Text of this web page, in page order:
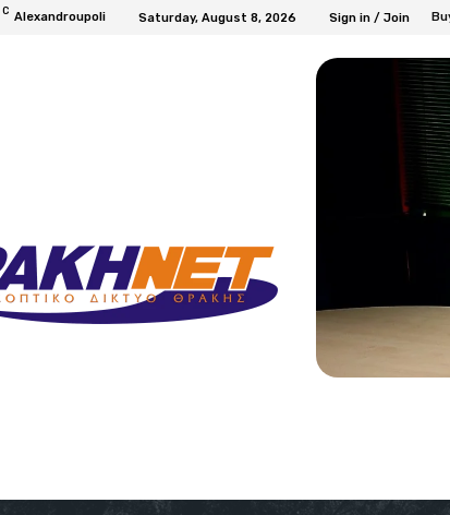
C Alexandroupoli Saturday, August 8, 2026 Sign in / Join